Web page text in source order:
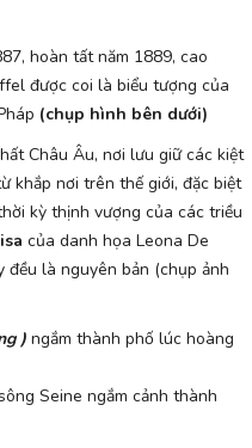
hoàn tất năm 1889, cao
được coi là biểu tượng của
(chụp hình bên dưới)
Châu Âu, nơi lưu giữ các kiệt
khắp nơi trên thế giới, đặc biệt
kỳ thịnh vượng của các triều
của danh họa Leona De
là nguyên bản (chụp ảnh
) ngắm thành phố lúc hoàng
Seine ngắm cảnh thành